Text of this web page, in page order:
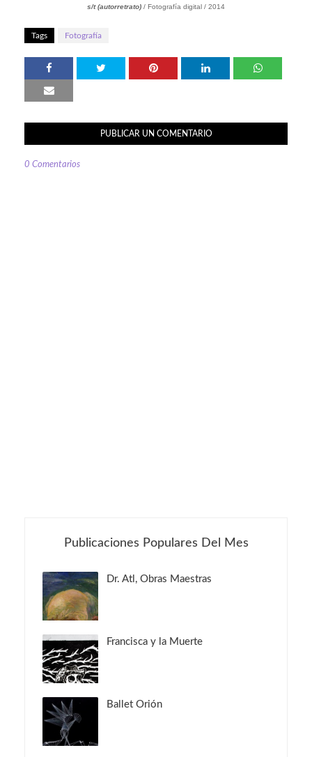
s/t (autorretrato) / Fotografía digital / 2014
Tags Fotografía
PUBLICAR UN COMENTARIO
0 Comentarios
Publicaciones Populares Del Mes
Dr. Atl, Obras Maestras
Francisca y la Muerte
Ballet Orión